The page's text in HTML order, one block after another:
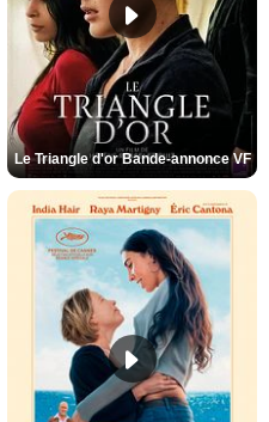
Le Triangle d'or Bande-annonce VF